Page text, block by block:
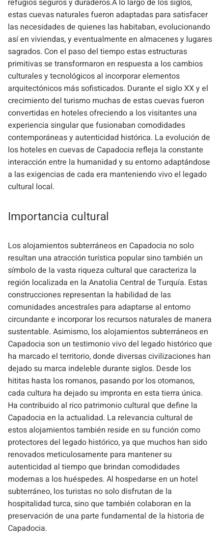
estas cuevas naturales fueron adaptadas para satisfacer
las necesidades de quienes las habitaban, evolucionando
así en viviendas, y eventualmente en almacenes y lugares
sagrados. Con el paso del tiempo estas estructuras
primitivas se transformaron en respuesta a los cambios
culturales y tecnológicos al incorporar elementos
arquitectónicos más sofisticados. Durante el siglo XX y el
crecimiento del turismo muchas de estas cuevas fueron
convertidas en hoteles ofreciendo a los visitantes una
experiencia singular que fusionaban comodidades
contemporáneas y autenticidad histórica. La evolución de
los hoteles en cuevas de Capadocia refleja la constante
interacción entre la humanidad y su entorno adaptándose
a las exigencias de cada era manteniendo vivo el legado
cultural local.
Importancia cultural
Los alojamientos subterráneos en Capadocia no solo
resultan una atracción turística popular sino también un
símbolo de la vasta riqueza cultural que caracteriza la
región localizada en la Anatolia Central de Turquía. Estas
construcciones representan la habilidad de las
comunidades ancestrales para adaptarse al entorno
circundante e incorporar los recursos naturales de manera
sustentable. Asimismo, los alojamientos subterráneos en
Capadocia son un testimonio vivo del legado histórico que
ha marcado el territorio, donde diversas civilizaciones han
dejado su marca indeleble durante siglos. Desde los
hititas hasta los romanos, pasando por los otomanos,
cada cultura ha dejado su impronta en esta tierra única.
Ha contribuido al rico patrimonio cultural que define la
Capadocia en la actualidad. La relevancia cultural de
estos alojamientos también reside en su función como
protectores del legado histórico, ya que muchos han sido
renovados meticulosamente para mantener su
autenticidad al tiempo que brindan comodidades
modernas a los huéspedes. Al hospedarse en un hotel
subterráneo, los turistas no solo disfrutan de la
hospitalidad turca, sino que también colaboran en la
preservación de una parte fundamental de la historia de
Capadocia.